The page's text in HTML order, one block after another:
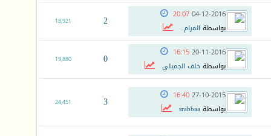
04-12-2016
20:07
بواسطة المرام.. 2
18,921
20-11-2016
16:15
بواسطةخلف الجميلي 0
19,880
27-10-2015
16:40
بواسطةsrabbaa
3
24,451